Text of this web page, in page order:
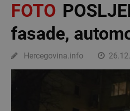
FOTO
fasade,
Hercegovina.info